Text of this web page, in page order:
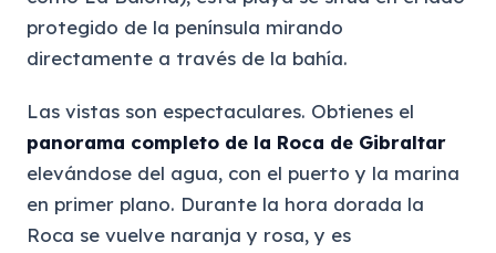
protegido de la península mirando
directamente a través de la bahía.
Las vistas son espectaculares. Obtienes el
panorama completo de la Roca de Gibraltar
elevándose del agua, con el puerto y la marina
en primer plano. Durante la hora dorada la
Roca se vuelve naranja y rosa, y es